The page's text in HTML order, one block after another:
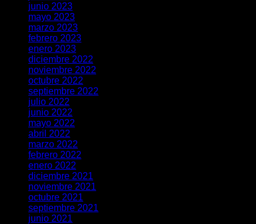
junio 2023
mayo 2023
marzo 2023
febrero 2023
enero 2023
diciembre 2022
noviembre 2022
octubre 2022
septiembre 2022
julio 2022
junio 2022
mayo 2022
abril 2022
marzo 2022
febrero 2022
enero 2022
diciembre 2021
noviembre 2021
octubre 2021
septiembre 2021
junio 2021